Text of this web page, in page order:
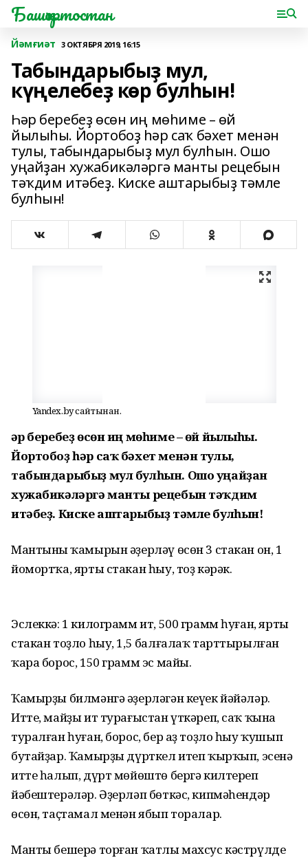
Башҡортостан
Йәмғиәт 3 ОКТЯБРЯ 2019, 16:15
Табындарыбыҙ мул,
күңелебеҙ көр булһын!
Һәр беребеҙ өсөн иң мөһиме – өй
йылыһы. Йортобоҙ һәр саҡ бәхет менән
тулы, табындарыбыҙ мул булһын. Ошо
уңайҙан хужабикәләргә манты рецебын
тәҡдим итәбеҙ. Киске аштарыбыҙ тәмле
булһын!
Yandex.by сайтынан.
Һәр беребеҙ өсөн иң мөһиме – өй йылыһы.
Йортобоҙ һәр саҡ бәхет менән тулы,
табындарыбыҙ мул булһын. Ошо уңайҙан
хужабикәләргә манты рецебын тәҡдим
итәбеҙ. Киске аштарыбыҙ тәмле булһын!
Мантының ҡамырын әҙерләү өсөн 3 стакан он, 1
йомортҡа, ярты стакан һыу, тоҙ кәрәк.
Эслеккә: 1 килограмм ит, 500 грамм һуған, ярты
стакан тоҙло һыу, 1,5 балғалаҡ тарттырылған
ҡара борос, 150 грамм эс майы.
Ҡамырҙы билмәнгә әҙерләгән кеүек йәйәләр.
Итте, майҙы ит турағыстан үткәреп, саҡ ҡына
туралған һуған, борос, бер аҙ тоҙло һыу ҡушып
бутайҙар. Ҡамырҙы дүрткел итеп ҡырҡып, эсенә
итте һалып, дүрт мөйөштө бергә килтереп
йәбештерәләр. Әҙерләп бөткәс, кипмәһендәр
өсөн, таҫтамал менән ябып торалар.
Манты бешерә торған ҡатлы махсус кәстрүлдең